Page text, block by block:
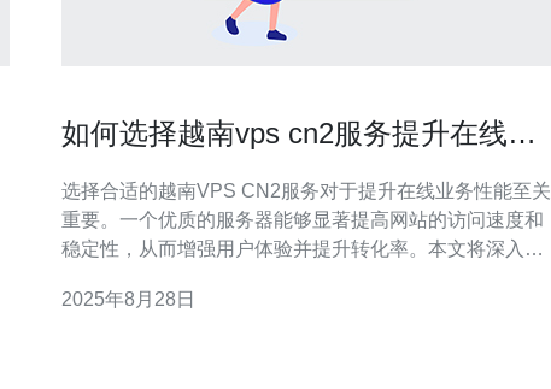
如何选择越南vps cn2服务提升在线业
选择合适的越南VPS CN2服务对于提升在线业务性能至关
重要。一个优质的服务器能够显著提高网站的访问速度和
稳定性，从而增强用户体验并提升转化率。本文将深入探
为可靠的服务提供商，帮助您优化在线业务。 了解CN2网
2025年8月28日